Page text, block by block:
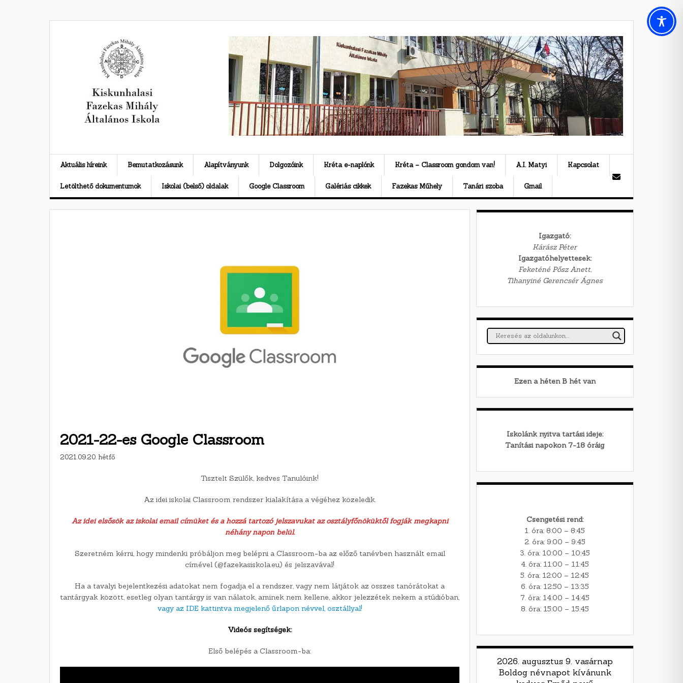
Aktuális híreink Bemutatkozásunk Alapítványunk Dolgozóink Kréta e-naplónk Kréta – Classroom gondom van! A.I. Matyi Kapcsolat
Letölthető dokumentumok Iskolai (belső) oldalak Google Classroom Galériás cikkek Fazekas Műhely Tanári szoba Gmail
2021-22-es Google Classroom
2021.09.20. hétfő
Tisztelt Szülők, kedves Tanulóink!
Az idei iskolai Classroom rendszer kialakítása a végéhez közeledik.
Az idei elsősök az iskolai email címüket és a hozzá tartozó jelszavukat az osztályfőnöküktől fogják megkapni
néhány napon belül.
Szeretném kérni, hogy mindenki próbáljon meg belépni a Classroom-ba az előző tanévben használt email
címével (@fazekasiskola.eu) és jelszavával!
Ha a tavalyi bejelentkezési adatokat nem fogadja el a rendszer, vagy nem látjátok az összes tanórátokat a
tantárgyak között, esetleg olyan tantárgy is van nálatok, aminek nem kellene, akkor jelezzétek nekem a stúdióban,
vagy az IDE kattintva megjelenő űrlapon névvel, osztállyal!
Videós segítségek:
Első belépés a Classroom-ba:
Igazgató:
Kárász Péter
Igazgatóhelyettesek:
Feketéné Pősz Anett,
Tihanyiné Gerencsér Ágnes
Ezen a héten Bhét van
Iskolánk nyitva tartási ideje:
Tanítási napokon 7-18 óráig
Csengetési rend:
1. óra: 8:00 – 8:45
2. óra: 9:00 – 9:45
3. óra: 10:00 – 10:45
4. óra: 11:00 – 11:45
5. óra: 12:00 – 12:45
6. óra: 12:50 – 13:35
7. óra: 14:00 – 14:45
8. óra: 15:00 – 15:45
2026. augusztus 9. vasárnap
Boldog névnapot kívánunk